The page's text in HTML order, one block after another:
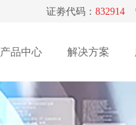
证劵代码： 832914
产品中心 解决方案